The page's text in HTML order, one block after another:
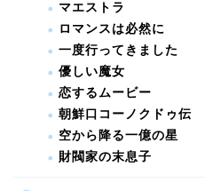
マエストラ
ロマンスは必然に
一度行ってきました
優しい魔女
恋するムービー
朝鮮口コーノクドゥ伝
空から降る一億の星
財閥家の末息子